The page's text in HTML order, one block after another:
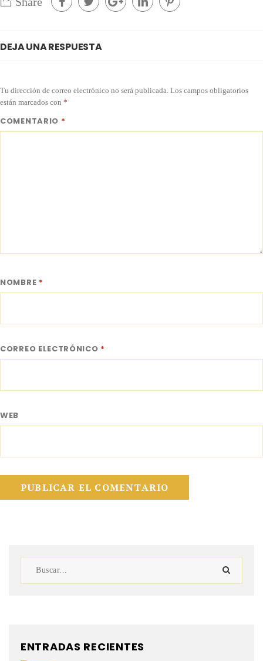
DEJA UNA RESPUESTA
Tu dirección de correo electrónico no será publicada. Los campos obligatorios
están marcados con *
COMENTARIO *
NOMBRE *
CORREO ELECTRÓNICO *
WEB
ENTRADAS RECIENTES